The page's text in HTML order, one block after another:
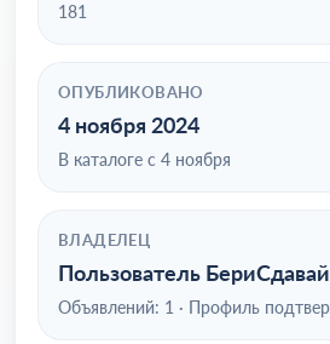
181
ОПУБЛИКОВАНО
4 ноября 2024
В каталоге с 4 ноября
ВЛАДЕЛЕЦ
Пользователь БериСдавай
Объявлений: 1 · Профиль